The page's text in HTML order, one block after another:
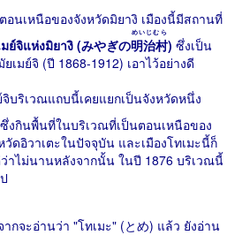
อนเหนือของจังหวัดมิยางิ เมืองนี้มีสถานที่
ย์จิแห่งมิยางิ (みやぎの明治村
めいじむら
) ซึ่งเป็น
เมย์จิ (ปี 1868-1912) เอาไว้อย่างดี
บริเวณแถบนี้เคยแยกเป็นจังหวัดหนึ่ง
งกินพื้นที่ในบริเวณที่เป็นตอนเหนือของ
ดอิวาเตะในปัจจุบัน และเมืองโทเมะนี้ก็
าไม่นานหลังจากนั้น ในปี 1876 บริเวณนี้
กจะอ่านว่า "โทเมะ" (とめ) แล้ว ยังอ่าน